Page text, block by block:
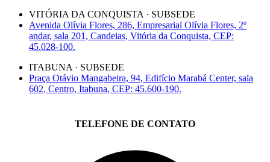
VITÓRIA DA CONQUISTA · SUBSEDE
Avenida Olívia Flores, 286, Empresarial Olívia Flores, 2º
andar, sala 201, Candeias, Vitória da Conquista, CEP:
45.028-100.
ITABUNA · SUBSEDE
Praça Otávio Mangabeira, 94, Edifício Marabá Center, sala
602, Centro, Itabuna, CEP: 45.600-190.
TELEFONE DE CONTATO